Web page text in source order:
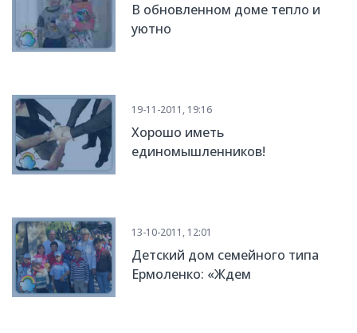
В обновленном доме тепло и
уютно
19-11-2011, 19:16
Хорошо иметь
единомышленников!
13-10-2011, 12:01
Детский дом семейного типа
Ермоленко: «Ждем